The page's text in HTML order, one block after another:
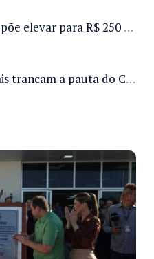
Projeto de lei propõe elevar para R$ 250 mil limite de isenção do IPI para pessoas com deficiência e autismo
Vetos presidenciais trancam a pauta do Congresso com 87 itens pendentes e incluem trechos do Orçamento de 2026